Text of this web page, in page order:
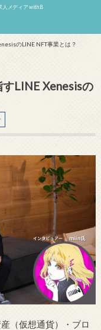
人メディア withB
のLINE NFT事業とは？
LINE Xenesisの
（仮想通貨）・ブロ